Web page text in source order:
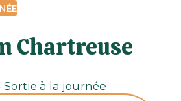
Chartreuse
Sortie à la journée